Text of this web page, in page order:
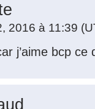
2016 à 11:39
j’aime bcp